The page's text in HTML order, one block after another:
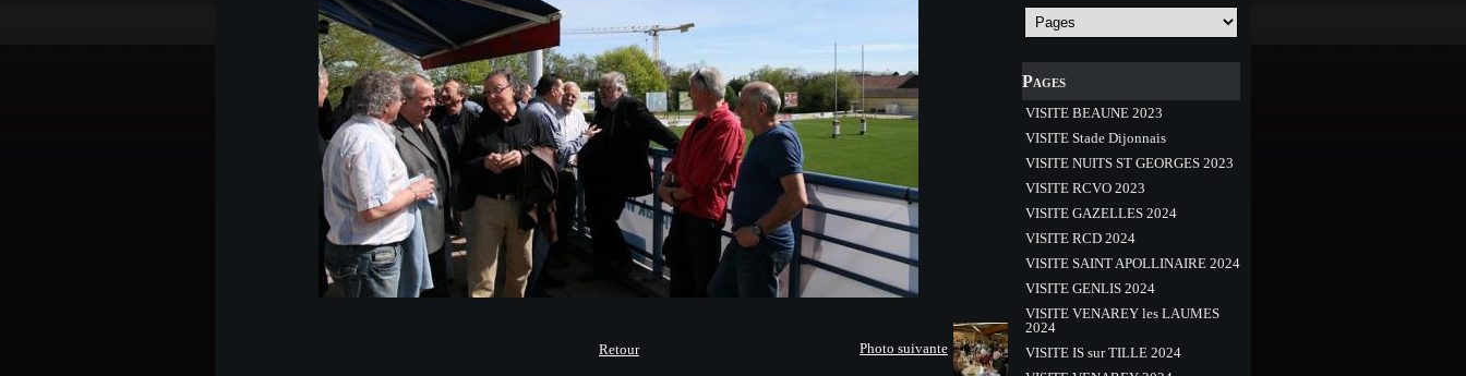
Pages
VISITE BEAUNE 2023
VISITE Stade Dijonnais
VISITE NUITS ST GEORGES 2023
VISITE RCVO 2023
VISITE GAZELLES 2024
VISITE RCD 2024
VISITE SAINT APOLLINAIRE 2024
VISITE GENLIS 2024
VISITE VENAREY les LAUMES
2024
VISITE IS sur TILLE 2024
Retour Photo suivante